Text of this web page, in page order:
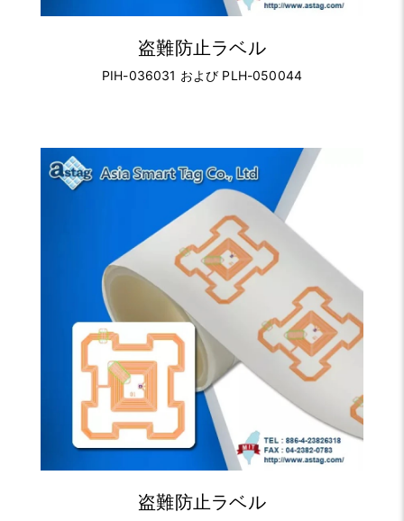
盗難防止ラベル
PIH-036031 および PLH-050044
盗難防止ラベル